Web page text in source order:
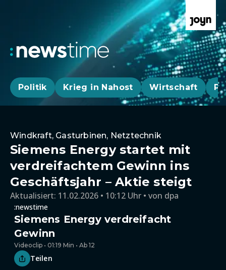
Politik Krieg in Nahost Wirtschaft
Windkraft, Gasturbinen, Netztechnik
Siemens Energy startet mit
verdreifachtem Gewinn ins
Geschäftsjahr – Aktie steigt
Aktualisiert: 11.02.2026 • 10:12 Uhr von dpa
:newstime
Siemens Energy verdreifacht
Gewinn
Videoclip • 01:19 Min • Ab 12
Teilen